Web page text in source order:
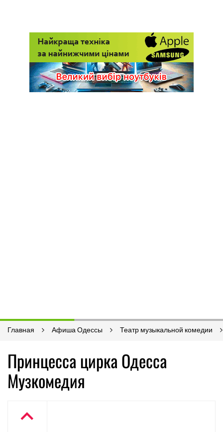
Главная Афиша Одессы Театр музыкальной комедии
Принцесса цирка Одесса
Музкомедия